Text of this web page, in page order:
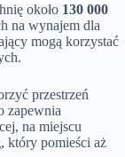
około 130 000
na wynajem dla
mogą korzystać
przestrzeń
zapewnia
na miejscu
który pomieści aż